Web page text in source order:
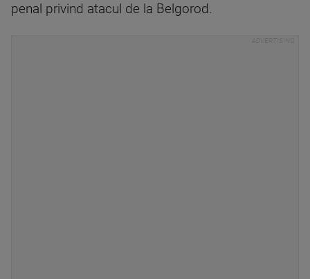
penal privind atacul de la Belgorod.